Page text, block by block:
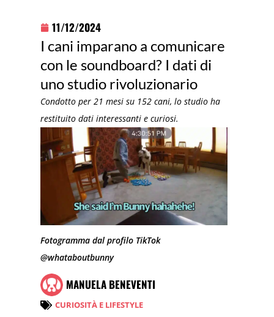
11/12/2024
I cani imparano a comunicare
con le soundboard? I dati di
uno studio rivoluzionario
Condotto per 21 mesi su 152 cani, lo studio ha
restituito dati interessanti e curiosi.
Fotogramma dal profilo TikTok
@whataboutbunny
MANUELA BENEVENTI
CURIOSITÀ E LIFESTYLE